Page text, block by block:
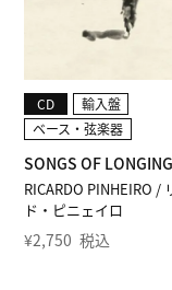
RICARDO PINHEIRO /
ド・ピニェイロ
SONGS OF LONGING
CD
輸入盤
ベース・弦楽器
¥2,750 税込